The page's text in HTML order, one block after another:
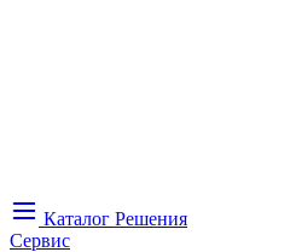
Каталог Решения
Сервис